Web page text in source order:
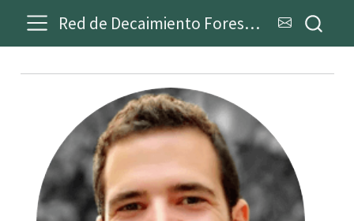
Red de Decaimiento Forestal